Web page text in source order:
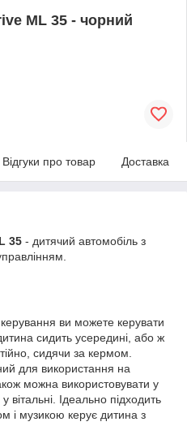
ML 35 - чорний
Відгуки про товар Доставка
35 - дитячий автомобіль з
ви можете керувати
сидить усередині, або ж
сидячи за кермом.
для використання на
можна використовувати у
вітальні. Ідеально підходить
і музикою керує дитина з